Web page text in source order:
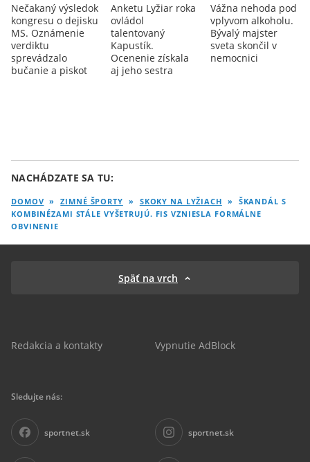
Nečakaný výsledok
kongresu o dejisku
MS. Oznámenie
verdiktu
sprevádzalo
bučanie a piskot
Anketu Lyžiar roka
ovládol
talentovaný
Kapustík.
Ocenenie získala
aj jeho sestra
Vážna nehoda pod
vplyvom alkoholu.
Bývalý majster
sveta skončil v
nemocnici
NACHÁDZATE SA TU:
DOMOV » ZIMNÉ ŠPORTY » SKOKY NA LYŽIACH » ŠKANDÁL S
KOMBINÉZAMI STÁLE VYŠETRUJÚ. FIS VZNIESLA FORMÁLNE
OBVINENIE
Späť na vrch
Redakcia a kontakty Vypnutie AdBlock
Sledujte nás:
sportnet.sk sportnet.sk